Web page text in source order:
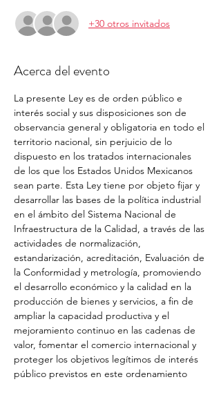
+30 otros invitados
Acerca del evento
La presente Ley es de orden público e
interés social y sus disposiciones son de
observancia general y obligatoria en todo el
territorio nacional, sin perjuicio de lo
dispuesto en los tratados internacionales
de los que los Estados Unidos Mexicanos
sean parte. Esta Ley tiene por objeto fijar y
desarrollar las bases de la política industrial
en el ámbito del Sistema Nacional de
Infraestructura de la Calidad, a través de las
actividades de normalización,
estandarización, acreditación, Evaluación de
la Conformidad y metrología, promoviendo
el desarrollo económico y la calidad en la
producción de bienes y servicios, a fin de
ampliar la capacidad productiva y el
mejoramiento continuo en las cadenas de
valor, fomentar el comercio internacional y
proteger los objetivos legítimos de interés
público previstos en este ordenamiento